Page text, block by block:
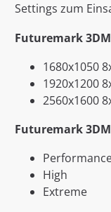
Settings zum
Futuremark
1680x1050
1920x1200
2560x1600
Futuremark
High
Extreme